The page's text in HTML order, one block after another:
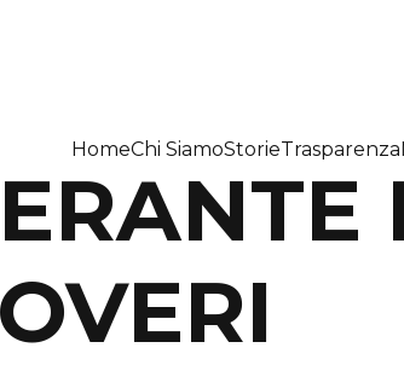
HomeChi SiamoStorieTrasparenza